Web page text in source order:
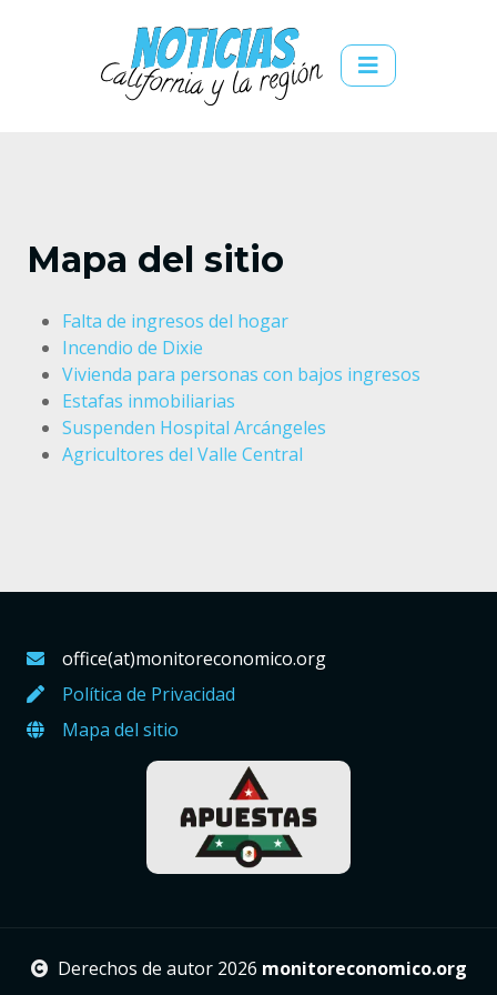
Mapa del sitio
Falta de ingresos del hogar
Incendio de Dixie
Vivienda para personas con bajos ingresos
Estafas inmobiliarias
Suspenden Hospital Arcángeles
Agricultores del Valle Central
office(at)monitoreconomico.org
Política de Privacidad
Mapa del sitio
Derechos de autor 2026 monitoreconomico.org